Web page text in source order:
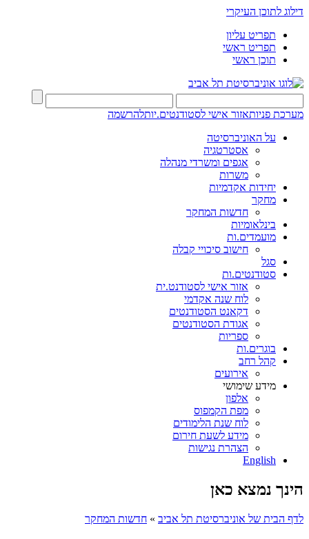
דילוג לתוכן העיקרי
תפריט עליון
תפריט ראשי
תוכן ראשי
מערכת פניותאזור אישי לסטודנטים.יותלהרשמה
על האוניברסיטה
אסטרטגיה
אגפים ומשרדי מנהלה
משרות
יחידות אקדמיות
מחקר
חדשות המחקר
בינלאומיות
מועמדים.ות
חישוב סיכויי קבלה
סגל
סטודנטים.ות
אזור אישי לסטודנט.ית
לוח שנה אקדמי
דקאנט הסטודנטים
אגודת הסטודנטים
ספריות
בוגרים.ות
קהל רחב
אירועים
מידע שימושי
אלפון
מפת הקמפוס
לוח שנת הלימודים
מידע לשעת חירום
הצהרת נגישות
English
הינך נמצא כאן
לדף הבית של אוניברסיטת תל אביב » חדשות המחקר